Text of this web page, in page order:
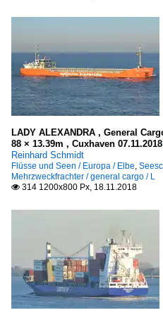
LADY ALEXANDRA , General
88 × 13.39m , Cuxhaven 07.11.2018
Reinhard Schmidt
Flüsse und Seen / Europa / Elbe,
Mehrzweckfrachter / general cargo / L
 314 1200x800 Px, 18.11.2018